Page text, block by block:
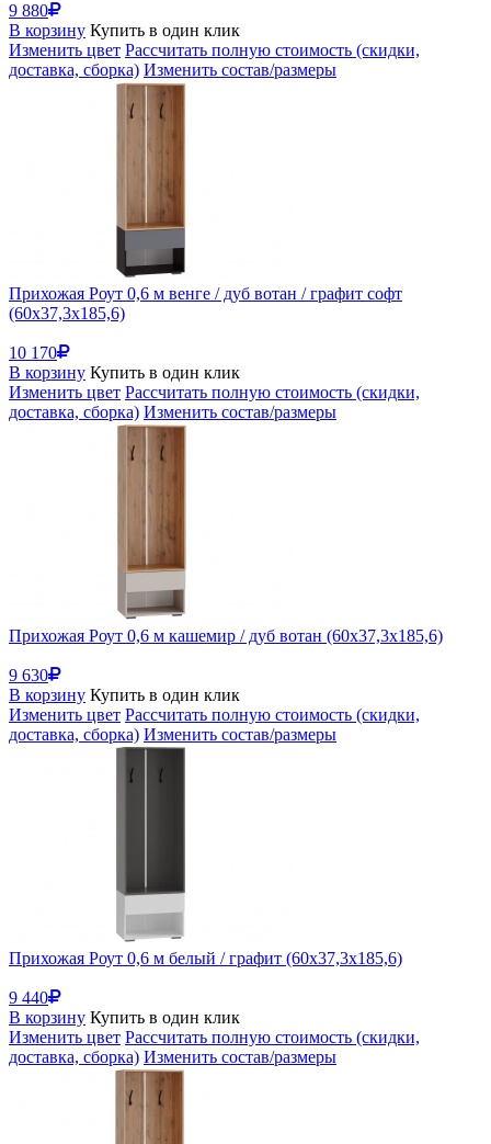
9 880
В корзину Купить в один клик
Изменить цвет Рассчитать полную стоимость (скидки,
доставка, сборка) Изменить состав/размеры
Прихожая Роут 0,6 м венге / дуб вотан / графит софт
(60x37,3x185,6)
10 170
В корзину Купить в один клик
Изменить цвет Рассчитать полную стоимость (скидки,
доставка, сборка) Изменить состав/размеры
Прихожая Роут 0,6 м кашемир / дуб вотан (60x37,3x185,6)
9 630
В корзину Купить в один клик
Изменить цвет Рассчитать полную стоимость (скидки,
доставка, сборка) Изменить состав/размеры
Прихожая Роут 0,6 м белый / графит (60x37,3x185,6)
9 440
В корзину Купить в один клик
Изменить цвет Рассчитать полную стоимость (скидки,
доставка, сборка) Изменить состав/размеры